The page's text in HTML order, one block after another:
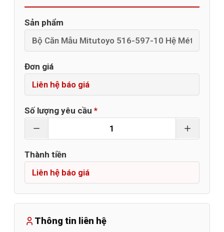
Sản phẩm
Đơn giá
Số lượng yêu cầu *
Thành tiền
Thông tin liên hệ